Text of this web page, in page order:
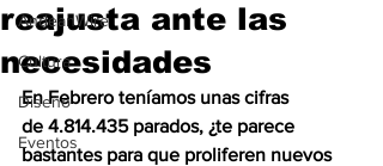
AndeanWire
Cultura
Diseño
Eventos
reajusta ante las
necesidades
En Febrero teníamos unas cifras
de 4.814.435 parados, ¿te parece
bastantes para que proliferen nuevos